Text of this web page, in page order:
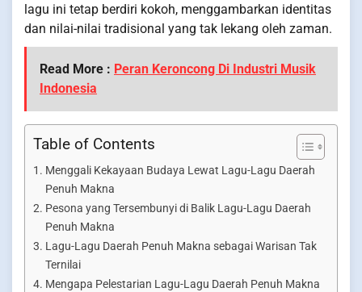
lagu ini tetap berdiri kokoh, menggambarkan identitas
dan nilai-nilai tradisional yang tak lekang oleh zaman.
Read More : Peran Keroncong Di Industri Musik
Indonesia
Table of Contents
Menggali Kekayaan Budaya Lewat Lagu-Lagu Daerah
Penuh Makna
Pesona yang Tersembunyi di Balik Lagu-Lagu Daerah
Penuh Makna
Lagu-Lagu Daerah Penuh Makna sebagai Warisan Tak
Ternilai
Mengapa Pelestarian Lagu-Lagu Daerah Penuh Makna